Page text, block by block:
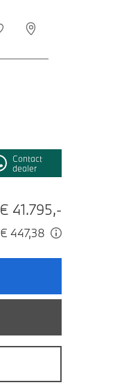
Contact
dealer
€ 41.795,-
€ 447,38